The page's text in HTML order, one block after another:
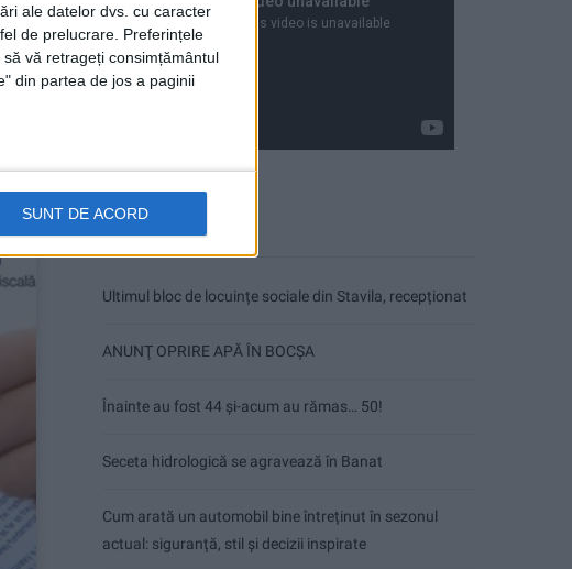
ale datelor dvs. cu caracter
de prelucrare. Preferințele
vă retrageți consimțământul
din partea de jos a paginii
SUNT DE ACORD
Articole recente
Ultimul bloc de locuințe sociale din Stavila, recepționat
ANUNŢ OPRIRE APĂ ÎN BOCȘA
Înainte au fost 44 și-acum au rămas… 50!
Seceta hidrologică se agravează în Banat
Cum arată un automobil bine întreținut în sezonul
actual: siguranță, stil și decizii inspirate